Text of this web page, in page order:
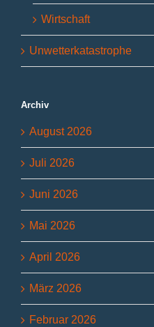
Wirtschaft
Unwetterkatastrophe
Archiv
August 2026
Juli 2026
Juni 2026
Mai 2026
April 2026
März 2026
Februar 2026